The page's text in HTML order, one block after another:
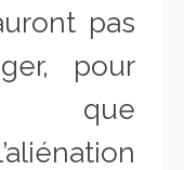
pas
pour
que